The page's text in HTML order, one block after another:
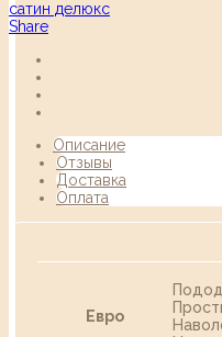
сатин делюкс
Share
Описание
Отзывы
Доставка
Оплата
Евро